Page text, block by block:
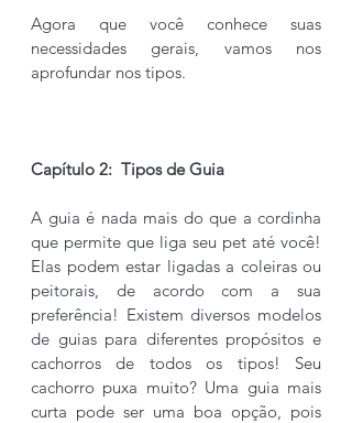
Agora que você conhece suas
necessidades gerais, vamos nos
aprofundar nos tipos.
Capítulo 2:  Tipos de Guia
A guia é nada mais do que a cordinha
que permite que liga seu pet até você!
Elas podem estar ligadas a coleiras ou
peitorais, de acordo com a sua
preferência! Existem diversos modelos
de guias para diferentes propósitos e
cachorros de todos os tipos! Seu
cachorro puxa muito? Uma guia mais
curta pode ser uma boa opção, pois